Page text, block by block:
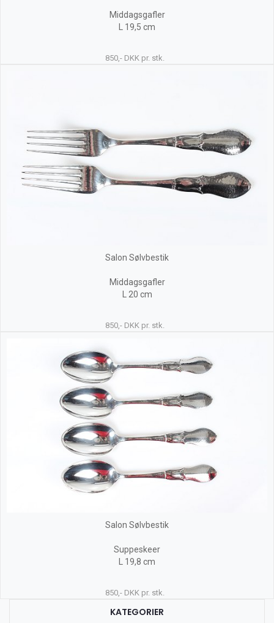
Middagsgafler
L 19,5 cm
850,- DKK pr. stk.
Salon Sølvbestik
Middagsgafler
L 20 cm
850,- DKK pr. stk.
Salon Sølvbestik
Suppeskeer
L 19,8 cm
850,- DKK pr. stk.
KATEGORIER